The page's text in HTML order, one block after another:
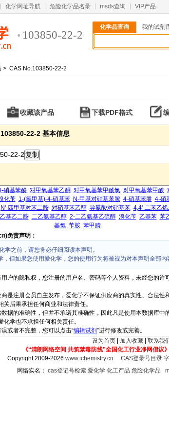
化学网址导航 危险化学品名录 msds查询 VIP产品
103850-22-2
化学品查询 我的试剂
> CAS No.103850-22-2
收藏该产品 下载PDF格式
22-2 基本信息
22-2
硝基苯酚 对甲氧基苯乙酮 对甲氧基苯甲酰氯 对甲氧基苯甲酸
化苄 1-(氯甲基)-4-硝基苯 N-甲基对硝基苯胺 4-硝基苯肼 4-硝
四甲基对苯二胺 对硝基苯乙醇 异氰酸对硝基苯 4,4'-二苯乙
基乙二胺 二乙氨基乙醇 2-二乙氨基乙硫醇 溴化苄 乙基苯 苯
基氯 苄胺 苯甲腈
免责声明：
学之前，请您务必仔细阅读本声明。
，但如果您使用爱化学，您的使用行为将被视为对本声明全部内
户的隐私权，您注册的用户名、密码等个人资料，未经您的许
是注册会员自主发布，爱化学不保证供应商的真实性、合法性
关后果承担任何商业和法律责任。
据的准确性，但并不承诺其准确性，因此凡是使用本数据库中
学也不承担任何相关责任。
或者不完整，您可以点击“编辑试剂 ”进行修改或完善。
设为首页 加入收藏 联系我
《“清朗网络空间 共筑禁毒防线”全国化工行业净网倡议》
Copyright 2009-2026 www.ichemistry.cn CAS登录号目录
网络实名： cas登记号检索 爱化学 化工产品 危险化学品